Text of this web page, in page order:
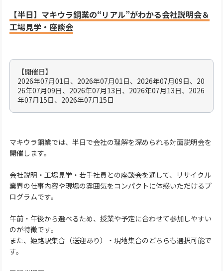
【半日】マキウラ鋼業の“リアル”がわかる会社説明会＆
工場見学・座談会
【開催日】
2026年07月01日、2026年07月01日、2026年07月09日、20
26年07月09日、2026年07月13日、2026年07月13日、2026
年07月15日、2026年07月15日
マキウラ鋼業では、半日で会社の理解を深められる対面説明会を
開催します。
会社説明・工場見学・若手社員との座談会を通して、リサイクル
業界の仕事内容や現場の雰囲気をコンパクトに体感いただけるプ
ログラムです。
午前・午後から選べるため、授業や予定に合わせて参加しやすい
のが特徴です。
また、姫路駅集合（送迎あり）・現地集合のどちらも選択可能で
す。